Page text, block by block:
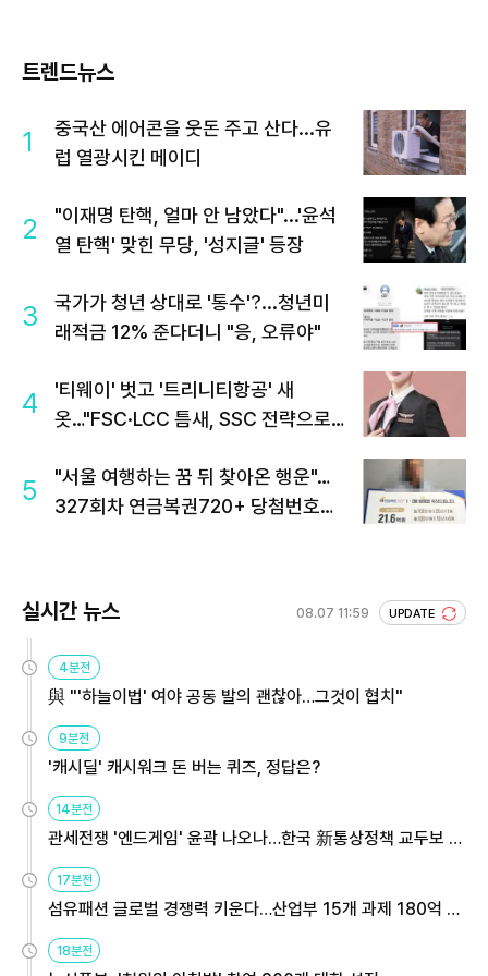
트렌드뉴스
1
중국산 에어콘을 웃돈 주고 산다...유
럽 열광시킨 메이디
2
"이재명 탄핵, 얼마 안 남았다"...'윤석
열 탄핵' 맞힌 무당, '성지글' 등장
3
국가가 청년 상대로 '통수'?...청년미
래적금 12% 준다더니 "응, 오류야"
4
'티웨이' 벗고 '트리니티항공' 새
옷…"FSC·LCC 틈새, SSC 전략으로
5
"서울 여행하는 꿈 뒤 찾아온 행운"…
327회차 연금복권720+ 당첨번호조
실시간 뉴스 08.07 11:59 UPDATE
4분전
與 "'하늘이법' 여야 공동 발의 괜찮아…그것이 협치"
9분전
'캐시딜' 캐시워크 돈 버는 퀴즈, 정답은?
14분전
관세전쟁 '엔드게임' 윤곽 나오나…한국 新통상정책 교두보 활
용해야
17분전
섬유패션 글로벌 경쟁력 키운다…산업부 15개 과제 180억 지
원
18분전